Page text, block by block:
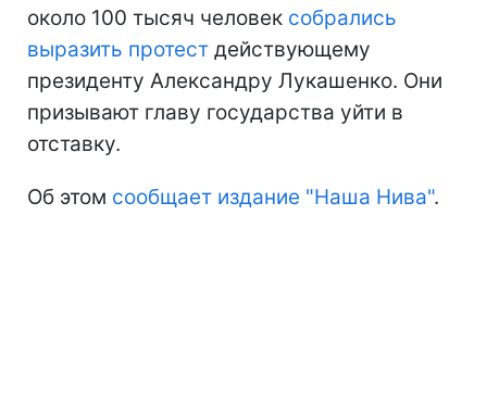
около 100 тысяч человек собрались
выразить протест действующему
президенту Александру Лукашенко. Они
призывают главу государства уйти в
отставку.
Об этом сообщает издание "Наша Нива".